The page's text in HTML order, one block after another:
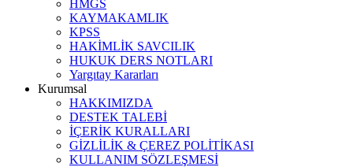
HMGS
KAYMAKAMLIK
KPSS
HAKİMLİK SAVCILIK
HUKUK DERS NOTLARI
Yargıtay Kararları
Kurumsal
HAKKIMIZDA
DESTEK TALEBİ
İÇERİK KURALLARI
GİZLİLİK & ÇEREZ POLİTİKASI
KULLANIM SÖZLEŞMESİ